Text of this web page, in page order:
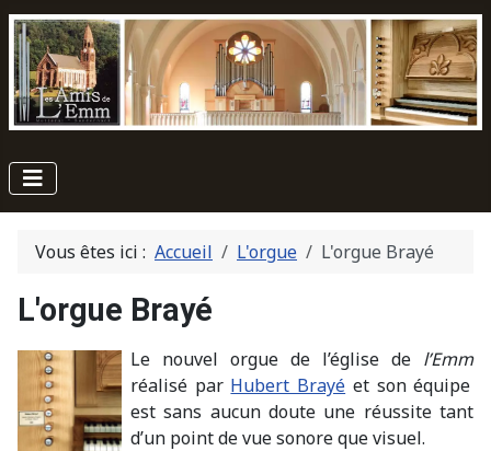
Vous êtes ici : Accueil L'orgue L'orgue Brayé
L'orgue Brayé
Le nouvel orgue de l’église de l’Emm
réalisé par Hubert Brayé et son équipe
est sans aucun doute une réussite tant
d’un point de vue sonore que visuel.